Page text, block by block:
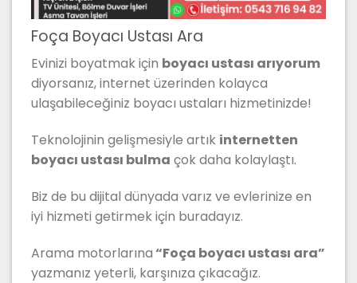
Foça Boyacı Ustası Ara
Evinizi boyatmak için boyacı ustası arıyorum
diyorsanız, internet üzerinden kolayca
ulaşabileceğiniz boyacı ustaları hizmetinizde!
Teknolojinin gelişmesiyle artık internetten
boyacı ustası bulma çok daha kolaylaştı.
Biz de bu dijital dünyada varız ve evlerinize en
iyi hizmeti getirmek için buradayız.
Arama motorlarına “Foça boyacı ustası ara”
yazmanız yeterli, karşınıza çıkacağız.